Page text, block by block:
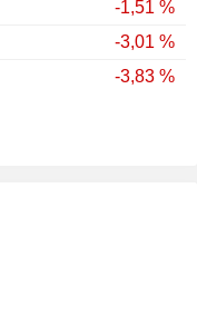
-1,51 %
-3,01 %
-3,83 %